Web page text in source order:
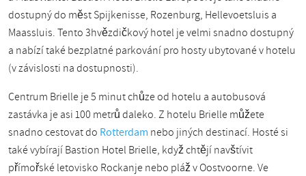
dostupný do měst Spijkenisse, Rozenburg, Hellevoetsluis a
Maassluis. Tento 3hvězdičkový hotel je velmi snadno dostupný
a nabízí také bezplatné parkování pro hosty ubytované v hotelu
(v závislosti na dostupnosti).
Centrum Brielle je 5 minut chůze od hotelu a autobusová
zastávka je asi 100 metrů daleko. Z hotelu Brielle můžete
snadno cestovat do Rotterdam nebo jiných destinací. Hosté si
také vybírají Bastion Hotel Brielle, když chtějí navštívit
přímořské letovisko Rockanje nebo pláž v Oostvoorne. Ve